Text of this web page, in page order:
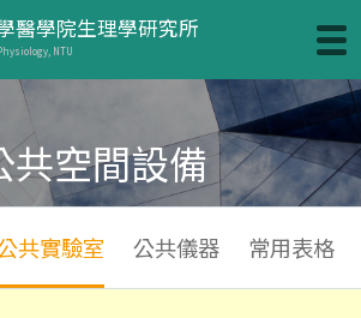
醫學院生理學研究所
NTU
共空間設備
共實驗室 公共儀器 常用表格